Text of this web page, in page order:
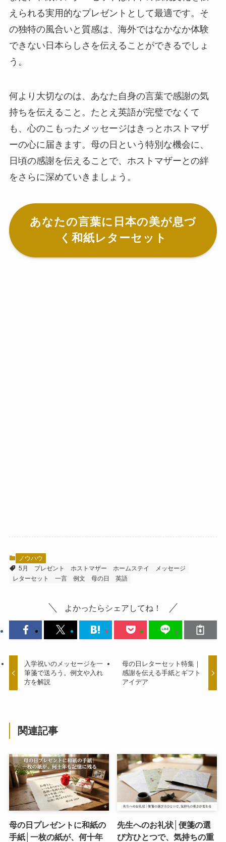
えられる実用的なプレゼントとして最適です。そ
の独特の風合いと質感は、海外ではなかなか体験
できない日本らしさを伝えることができるでしょ
う。
何より大切なのは、あなた自身の言葉で感謝の気
持ちを伝えること。たとえ英語が完璧でなくて
も、心のこもったメッセージはきっとホストマザ
ーの心に届きます。母の日という特別な機会に、
日頃の感謝を伝えることで、ホストマザーとの絆
をさらに深めていきましょう。
あなたの言葉に日本の美が息づ
く和紙レターセット
ノウハウ
5月
プレゼント ホストマザー ホームステイ
メッセージ
レターセット
一言 例文 母の日 英語
よかったらシェアしてね！
入学祝いのメッセージを一
筆箋で送ろう。例文や入れ
方を解説
母の日レターセット特集｜
感謝を伝える手紙とギフト
アイデア
関連記事
母の日プレゼントに和紙の
手紙│一枚の紙が、何十年
先生へのお礼状│便箋の選
び方ひとつで、気持ちの重